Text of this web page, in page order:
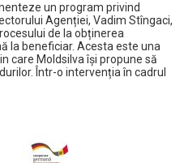
un program privind
Agenției, Vadim Stîngaci,
de la obținerea
la beneficiar. Acesta este una
care Moldsilva își propune să
Într-o intervenția în cadrul